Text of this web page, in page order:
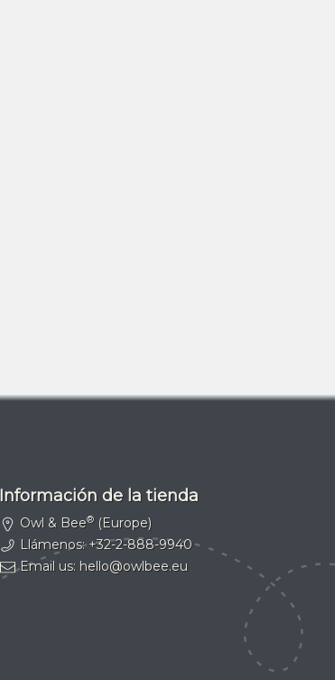
Información de la tienda
Owl & Bee®(Europe)
Llámenos:+32-2-888-9940
Email us: hello@owlbee.eu